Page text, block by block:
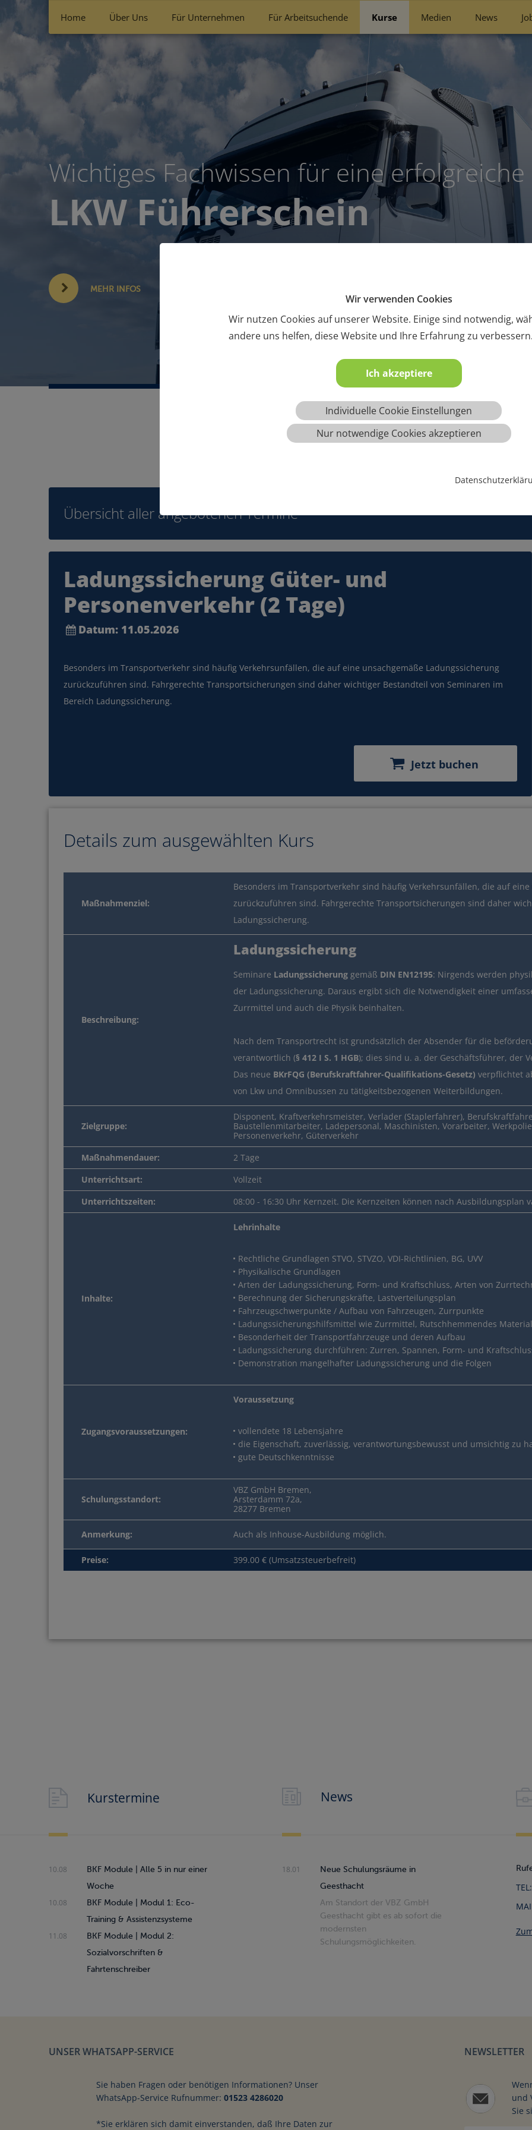
Wir verwenden Cookies
Wir nutzen Cookies auf unserer Website. Einige sind notwendig,
andere uns helfen, diese Website und Ihre Erfahrung zu verbessern.
Ich akzeptiere
Individuelle Cookie Einstellungen
Nur notwendige Cookies akzeptieren
Home Über Uns Für Unternehmen Für Arbeitsuchende Kurse Medien News
Wichtiges Fachwissen für eine
LKW Führerschein
MEHR INFOS
… mit uns richtig elektrisch fahren.
Das e-Pferdchen
Sie besitzen einen Bildungsgutschein?
Jetzt Bildungsgutschein
Schnell und sicher zum Führerschein
Gabelstapler-Schnellkurs
Der Grundstein für sichere
Übersicht aller angebotenen Termine
Ladungssicherung Güter- und
Personenverkehr (2 Tage)
Datum: 11.05.2026
Besonders im Transportverkehr sind häufig Verkehrsunfällen, die auf eine unsachgemäße Ladungssicherung
zurückzuführen sind. Fahrgerechte Transportsicherungen sind daher wichtiger Bestandteil von Seminaren im
Bereich Ladungssicherung.
Jetzt buchen
Details zum ausgewählten Kurs
Maßnahmenziel:
Besonders im Transportverkehr sind häufig Verkehrsunfällen, die auf
zurückzuführen sind. Fahrgerechte Transportsicherungen sind daher
Ladungssicherung.
Beschreibung:
Ladungssicherung
Seminare Ladungssicherung gemäß DIN EN12195: Nirgends werden
der Ladungssicherung. Daraus ergibt sich die Notwendigkeit einer
Zurrmittel und auch die Physik beinhalten.
Nach dem Transportrecht ist grundsätzlich der Absender für die
verantwortlich (§ 412 I S. 1 HGB); dies sind u. a. der Geschäftsführer, der
Das neue BKrFQG (Berufskraftfahrer-Qualifikations-Gesetz) verpflichtet
von Lkw und Omnibussen zu tätigkeitsbezogenen Weiterbildungen.
Zielgruppe:
Disponent, Kraftverkehrsmeister, Verlader (Staplerfahrer),
Baustellenmitarbeiter, Ladepersonal, Maschinisten, Vorarbeiter,
Personenverkehr, Güterverkehr
Maßnahmendauer:
2 Tage
Unterrichtsart:
Vollzeit
Unterrichtszeiten:
08:00 - 16:30 Uhr Kernzeit. Die Kernzeiten können nach Ausbildungsplan
Inhalte:
Lehrinhalte
Rechtliche Grundlagen STVO, STVZO, VDI-Richtlinien, BG, UVV
Physikalische Grundlagen
Arten der Ladungssicherung, Form- und Kraftschluss, Arten von
Berechnung der Sicherungskräfte, Lastverteilungsplan
Fahrzeugschwerpunkte / Aufbau von Fahrzeugen, Zurrpunkte
Ladungssicherungshilfsmittel wie Zurrmittel, Rutschhemmendes
Besonderheit der Transportfahrzeuge und deren Aufbau
Ladungssicherung durchführen: Zurren, Spannen, Form- und
Demonstration mangelhafter Ladungssicherung und die Folgen
Zugangsvoraussetzungen:
Voraussetzung
vollendete 18 Lebensjahre
die Eigenschaft, zuverlässig, verantwortungsbewusst und umsichtig zu
gute Deutschkenntnisse
Schulungsstandort:
VBZ GmbH Bremen,
Arsterdamm 72a,
28277 Bremen
Anmerkung: Auch als Inhouse-Ausbildung möglich.
Preise: 399.00 € (Umsatzsteuerbefreit)
Kurstermine
10.08
BKF Module | Alle 5 in nur einer
Woche
10.08
BKF Module | Modul 1: Eco-
Training & Assistenzsysteme
11.08
BKF Module | Modul 2:
Sozialvorschriften &
Fahrtenschreiber
News
18.01
Neue Schulungsräume in
Geesthacht
Am Standort der VBZ GmbH
Geesthacht gibt es ab sofort die
modernsten
Schulungsmöglichkeiten.
TEL:
UNSER WHATSAPP-SERVICE
Sie haben Fragen oder benötigen Informationen? Unser
WhatsApp-Service Rufnummer: 01523 4286020
*Sie erklären sich damit einverstanden, daß Ihre Daten zur
NEWSLETTER
und
Sie